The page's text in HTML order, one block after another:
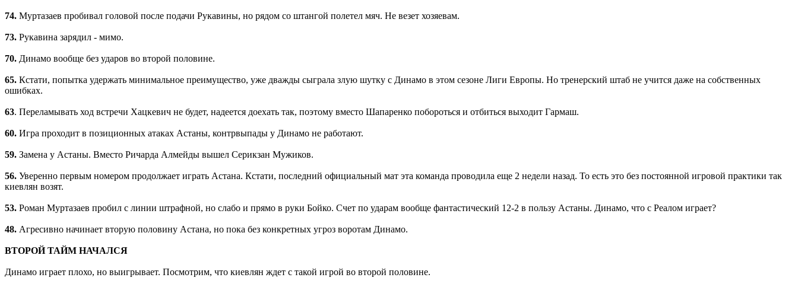
74. Муртазаев пробивал головой после подачи Рукавины, но рядом со штангой полетел мяч. Не везет хозяевам.
73. Рукавина зарядил - мимо.
70. Динамо вообще без ударов во второй половине.
65. Кстати, попытка удержать минимальное преимущество, уже дважды сыграла злую шутку с Динамо в этом сезоне Лиги Европы. Но тренерский штаб не учится даже на собственных
ошибках.
63. Переламывать ход встречи Хацкевич не будет, надеется доехать так, поэтому вместо Шапаренко побороться и отбиться выходит Гармаш.
60. Игра проходит в позиционных атаках Астаны, контрвыпады у Динамо не работают.
59. Замена у Астаны. Вместо Ричарда Алмейды вышел Серикзан Мужиков.
56. Уверенно первым номером продолжает играть Астана. Кстати, последний официальный мат эта команда проводила еще 2 недели назад. То есть это без постоянной игровой практики так
киевлян возят.
53. Роман Муртазаев пробил с линии штрафной, но слабо и прямо в руки Бойко. Счет по ударам вообще фантастический 12-2 в пользу Астаны. Динамо, что с Реалом играет?
48. Агресивно начинает вторую половину Астана, но пока без конкретных угроз воротам Динамо.
ВТОРОЙ ТАЙМ НАЧАЛСЯ
Динамо играет плохо, но выигрывает. Посмотрим, что киевлян ждет с такой игрой во второй половине.